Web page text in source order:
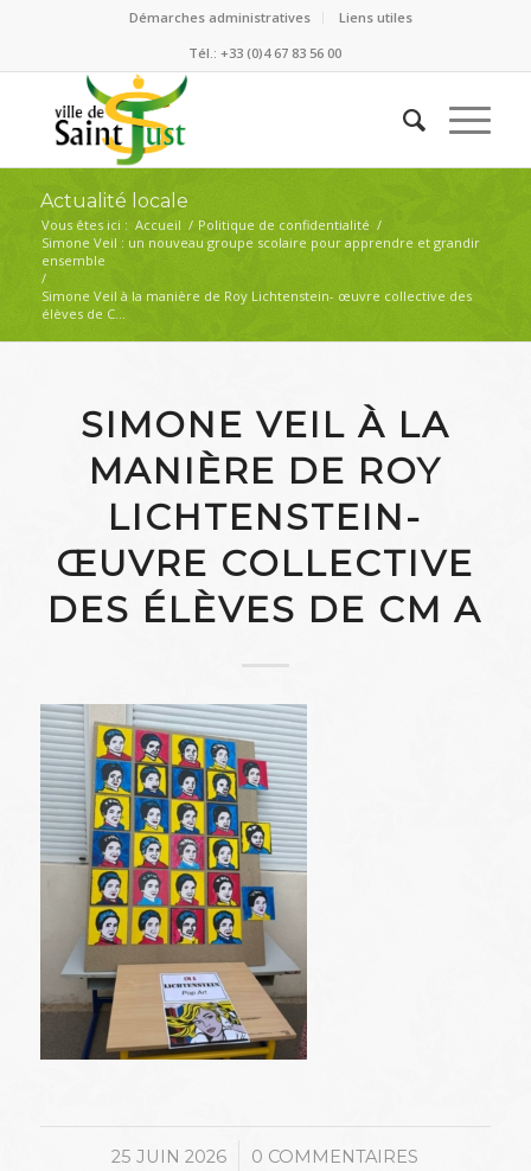
Démarches administratives
Liens utiles
Tél.: +33 (0)4 67 83 56 00
Actualité locale
Vous êtes ici : Accueil / Politique de confidentialité /
Simone Veil : un nouveau groupe scolaire pour apprendre et grandir
ensemble
/
Simone Veil à la manière de Roy Lichtenstein- œuvre collective des
élèves de C...
SIMONE VEIL À LA
MANIÈRE DE ROY
LICHTENSTEIN-
ŒUVRE COLLECTIVE
DES ÉLÈVES DE CM A
25 JUIN 2026
/ 0 COMMENTAIRES